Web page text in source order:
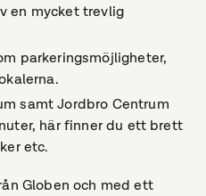
en mycket trevlig
parkeringsmöjligheter,
samt Jordbro Centrum
här finner du ett brett
etc.
Globen och med ett